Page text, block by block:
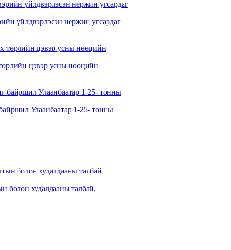
үйлдвэрлэсэн нержин угсардаг
цэвэр усны нөөцийн
Улаанбаатар 1-25- тонны
болон худалдааны талбай,